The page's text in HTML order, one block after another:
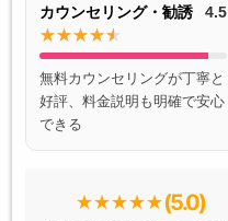
カウンセリング・勧誘 4.5
無料カウンセリングが丁寧と
好評、料金説明も明確で安心
できる
(5.0)